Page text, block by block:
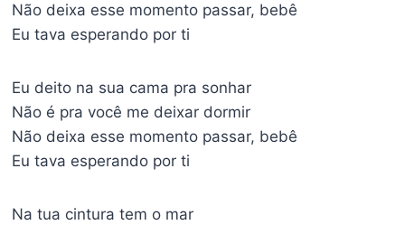
Não deixa esse momento passar, bebê
Eu tava esperando por ti
Eu deito na sua cama pra sonhar
Não é pra você me deixar dormir
Não deixa esse momento passar, bebê
Eu tava esperando por ti
Na tua cintura tem o mar